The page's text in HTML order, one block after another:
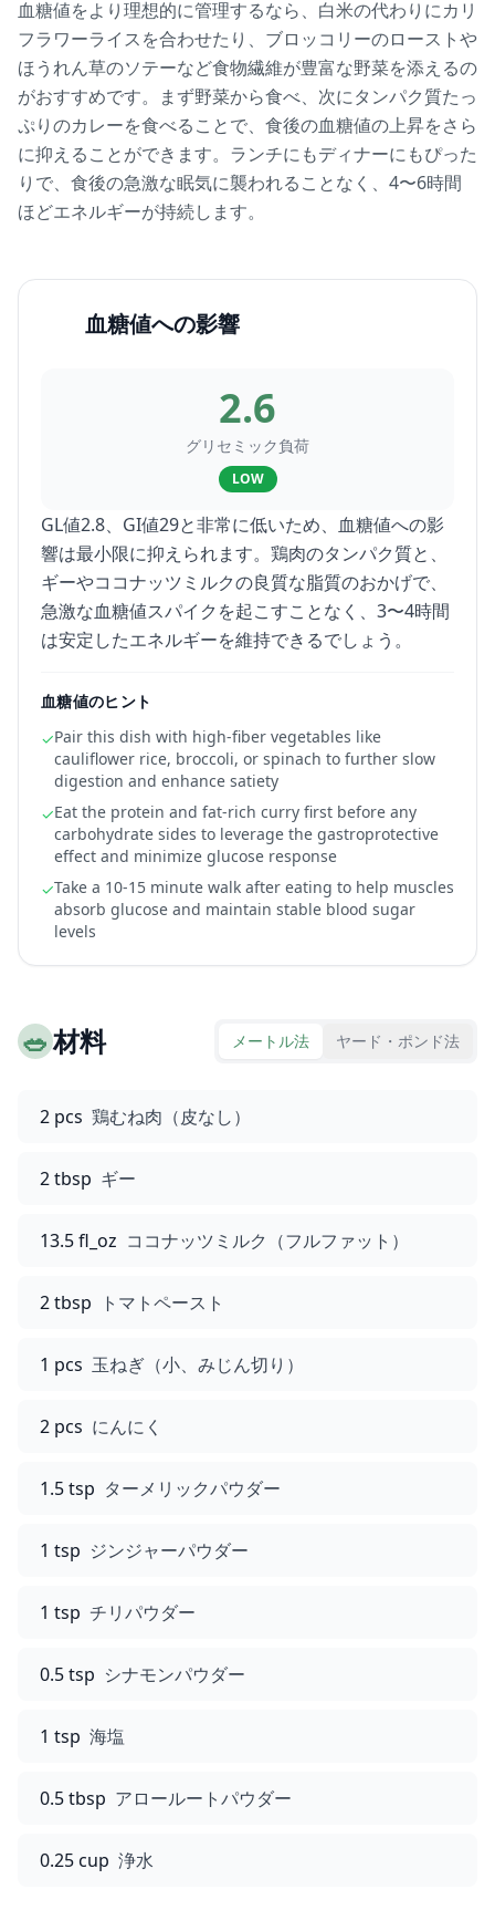
血糖値をより理想的に管理するなら、白米の代わりにカリ
フラワーライスを合わせたり、ブロッコリーのローストや
ほうれん草のソテーなど食物繊維が豊富な野菜を添えるの
がおすすめです。まず野菜から食べ、次にタンパク質たっ
ぷりのカレーを食べることで、食後の血糖値の上昇をさら
に抑えることができます。ランチにもディナーにもぴった
りで、食後の急激な眠気に襲われることなく、4〜6時間
ほどエネルギーが持続します。
血糖値への影響
2.6
グリセミック負荷
LOW
GL値2.8、GI値29と非常に低いため、血糖値への影
響は最小限に抑えられます。鶏肉のタンパク質と、
ギーやココナッツミルクの良質な脂質のおかげで、
急激な血糖値スパイクを起こすことなく、3〜4時間
は安定したエネルギーを維持できるでしょう。
血糖値のヒント
✓Pair this dish with high-fiber vegetables like
cauliflower rice, broccoli, or spinach to further slow
digestion and enhance satiety
✓Eat the protein and fat-rich curry first before any
carbohydrate sides to leverage the gastroprotective
effect and minimize glucose response
✓Take a 10-15 minute walk after eating to help muscles
absorb glucose and maintain stable blood sugar
levels
🥗材料 メートル法 ヤード・ポンド法
2 pcs 鶏むね肉（皮なし）
2 tbsp ギー
13.5 fl_oz ココナッツミルク（フルファット）
2 tbsp トマトペースト
1 pcs 玉ねぎ（小、みじん切り）
2 pcs にんにく
1.5 tsp ターメリックパウダー
1 tsp ジンジャーパウダー
1 tsp チリパウダー
0.5 tsp シナモンパウダー
1 tsp 海塩
0.5 tbsp アロールートパウダー
0.25 cup 浄水